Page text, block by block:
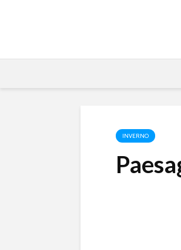
INVERNO